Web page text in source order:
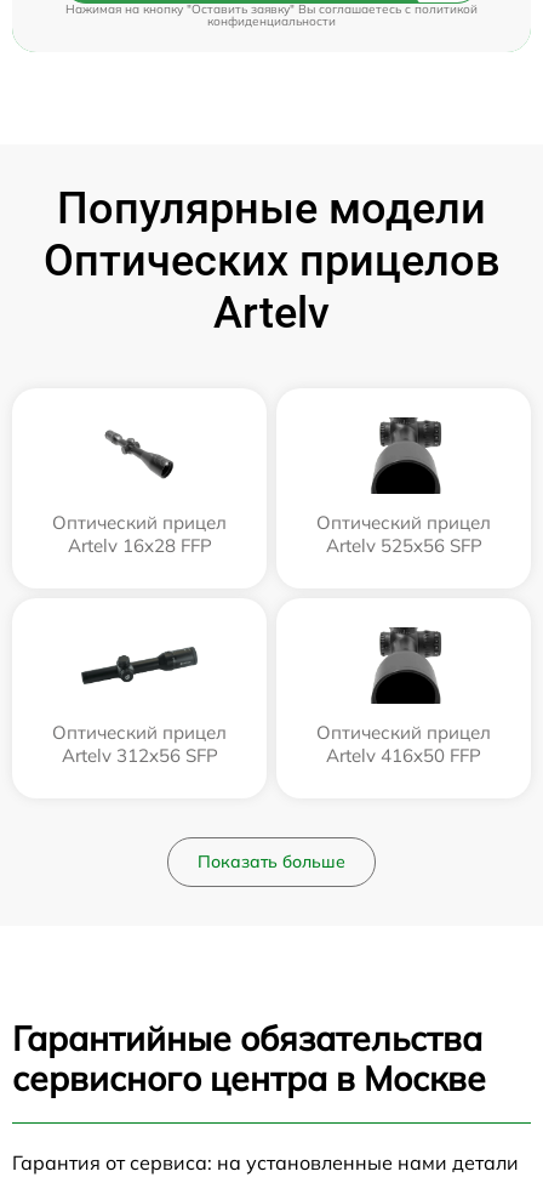
Нажимая на кнопку "Оставить заявку" Вы соглашаетесь c политикой
конфиденциальности
Популярные модели
Оптических прицелов
Artelv
Оптический прицел
Artelv 16x28 FFP
Оптический прицел
Artelv 525x56 SFP
Оптический прицел
Artelv 312x56 SFP
Оптический прицел
Artelv 416x50 FFP
Показать больше
Гарантийные обязательства
сервисного центра в Москве
Гарантия от сервиса: на установленные нами детали